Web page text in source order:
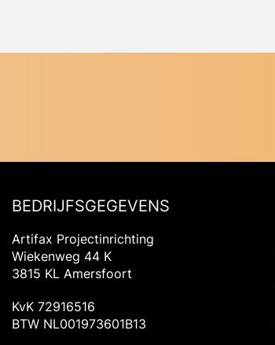
BEDRIJFSGEGEVENS
Artifax Projectinrichting
Wiekenweg 44 K
3815 KL Amersfoort
KvK 72916516
BTW NL001973601B13